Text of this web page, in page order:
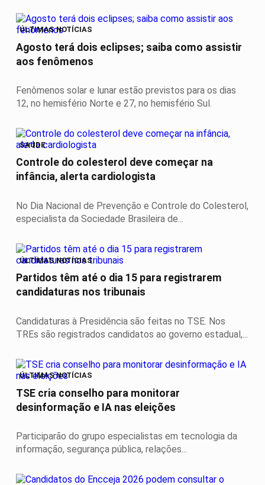
ÚLTIMAS NOTÍCIAS
Agosto terá dois eclipses; saiba como assistir
aos fenômenos
Fenômenos solar e lunar estão previstos para os dias
12, no hemisfério Norte e 27, no hemisfério Sul.
SAÚDE
Controle do colesterol deve começar na
infância, alerta cardiologista
No Dia Nacional de Prevenção e Controle do Colesterol,
especialista da Sociedade Brasileira de...
ÚLTIMAS NOTÍCIAS
Partidos têm até o dia 15 para registrarem
candidaturas nos tribunais
Candidaturas à Presidência são feitas no TSE. Nos
TREs são registrados candidatos ao governo estadual,...
ÚLTIMAS NOTÍCIAS
TSE cria conselho para monitorar
desinformação e IA nas eleições
Participarão do grupo especialistas em tecnologia da
informação, segurança pública, relações...